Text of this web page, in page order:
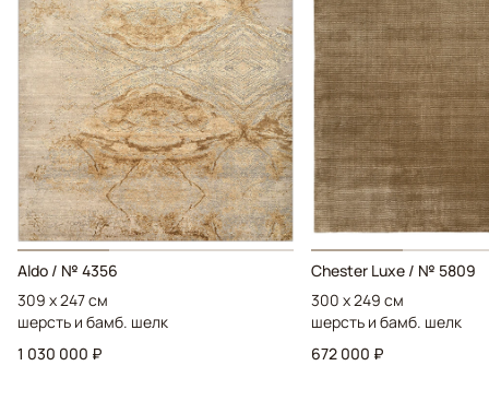
Aldo / № 4356
309 x 247 см
шерсть и бамб. шелк
1 030 000 ₽
Chester Luxe / № 5809
300 x 249 см
шерсть и бамб. шелк
672 000 ₽